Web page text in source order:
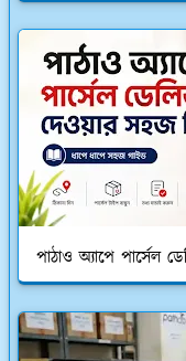
পাঠাও অ্যাপে পার্সেল